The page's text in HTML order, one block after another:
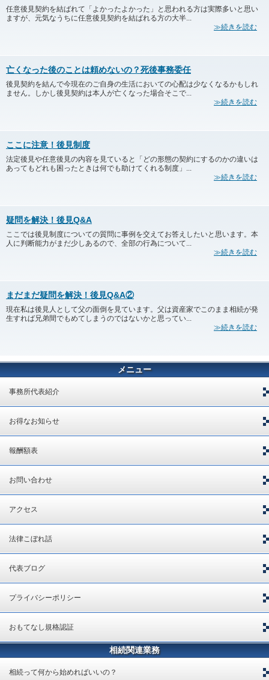
任意後見契約を結ばれて「よかったよかった」と思われる方は実際多いと思い
ますが、元気なうちに任意後見契約を結ばれる方の大半...
≫続きを読む
亡くなった後のことは頼めないの？死後事務委任
後見契約を結んで今現在のご自身の生活においての心配は少なくなるかもしれ
ません。しかし後見契約は本人が亡くなった場合そこで...
≫続きを読む
ここに注意！後見制度
法定後見や任意後見の内容を見ていると「どの形態の契約にするのかの違いは
あってもどれも困ったときは何でも助けてくれる制度」...
≫続きを読む
疑問を解決！後見Q&A
ここでは後見制度についての質問に事例を交えてお答えしたいと思います。本
人に判断能力がまだ少しあるので、全部の行為について...
≫続きを読む
まだまだ疑問を解決！後見Q&A②
現在私は後見人として父の面倒を見ています。父は資産家でこのまま相続が発
生すれば兄弟間でもめてしまうのではないかと思ってい...
≫続きを読む
メニュー
事務所代表紹介
お得なお知らせ
報酬額表
お問い合わせ
アクセス
法律こぼれ話
代表ブログ
プライバシーポリシー
おもてなし規格認証
相続関連業務
相続って何から始めればいいの？